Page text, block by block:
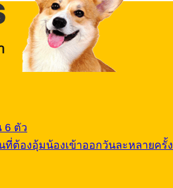
6 ตัว
ต้องอุ้มน้องเข้าออกวันละหลายครั้ง